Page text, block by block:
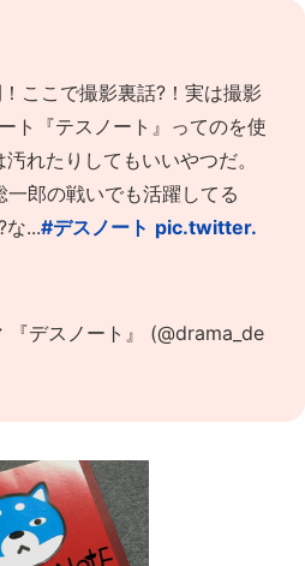
ここで撮影裏話?！実は撮影
ト『テスノート』ってのを使
れたりしてもいいやつだ。
郎の戦いでも活躍してる
な...#デスノート pic.twitter.
デスノート』 (@drama_de